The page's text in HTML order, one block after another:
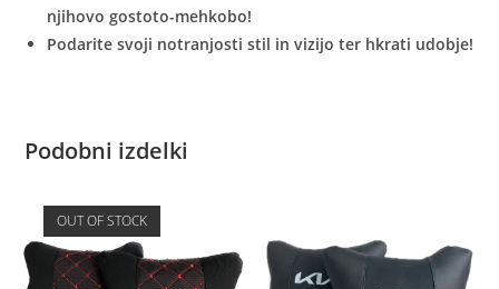
njihovo gostoto-mehkobo!
Podarite svoji notranjosti stil in vizijo ter hkrati udobje!
Podobni izdelki
OUT OF STOCK